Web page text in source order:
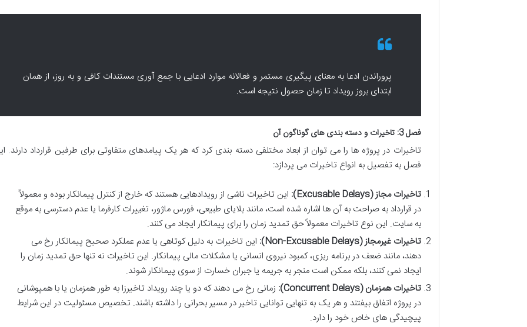
پروراندن ادعا به معنای پیگیری مستمر و فعالانه موارد ادعایی با جمع آوری مستندات کافی و به روز، از همان
ابتدای بروز رویداد تا زمان حصول نتیجه است.
فصل 3: تاخیرات و دسته بندی های گوناگون آن
تاخیرات در پروژه ها را می توان از ابعاد مختلفی دسته بندی کرد که هر یک پیامدهای متفاوتی برای طرفین قرارداد دارند.
فصل به تفصیل به انواع تاخیرات می پردازد:
تاخیرات مجاز (Excusable Delays):
این تاخیرات ناشی از رویدادهایی هستند که خارج از کنترل پیمانکار بوده و معمولاً
در قرارداد به صراحت به آن ها اشاره شده است، مانند بلایای طبیعی، فورس ماژور، تغییرات کارفرما یا عدم دسترسی به موقع
به سایت. این نوع تاخیرات معمولاً حق تمدید زمان را برای پیمانکار ایجاد می کنند.
تاخیرات غیرمجاز (Non-Excusable Delays):
این تاخیرات به دلیل کوتاهی یا عدم عملکرد صحیح پیمانکار رخ می
دهند، مانند ضعف در برنامه ریزی، کمبود نیروی انسانی یا مشکلات مالی پیمانکار. این تاخیرات نه تنها حق تمدید زمان را
ایجاد نمی کنند، بلکه ممکن است منجر به جریمه یا جبران خسارت از سوی پیمانکار شوند.
تاخیرات همزمان (Concurrent Delays):
زمانی رخ می دهند که دو یا چند رویداد تاخیرزا به طور همزمان یا با همپوشانی
در پروژه اتفاق بیفتند و هر یک به تنهایی توانایی تاخیر در مسیر بحرانی را داشته باشند. تخصیص مسئولیت در این شرایط
پیچیدگی های خاص خود را دارد.